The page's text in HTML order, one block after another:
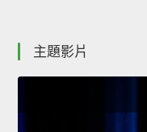
主題影片